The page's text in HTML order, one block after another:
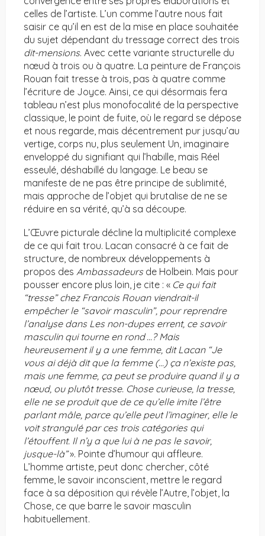
celles de l’artiste. L’un comme l’autre nous fait
saisir ce qu’il en est de la mise en place souhaitée
du sujet dépendant du tressage correct des trois
dit-mensions. Avec cette variante structurelle du
nœud à trois ou à quatre. La peinture de François
Rouan fait tresse à trois, pas à quatre comme
l’écriture de Joyce. Ainsi, ce qui désormais fera
tableau n’est plus monofocalité de la perspective
classique, le point de fuite, où le regard se dépose
et nous regarde, mais décentrement pur jusqu’au
vertige, corps nu, plus seulement Un, imaginaire
enveloppé du signifiant qui l’habille, mais Réel
esseulé, déshabillé du langage. Le beau se
manifeste de ne pas être principe de sublimité,
mais approche de l’objet qui brutalise de ne se
réduire en sa vérité, qu’à sa découpe.
L’Œuvre picturale décline la multiplicité complexe
de ce qui fait trou. Lacan consacré à ce fait de
structure, de nombreux développements à
propos des Ambassadeurs de Holbein. Mais pour
pousser encore plus loin, je cite : « Ce qui fait
“tresse” chez Francois Rouan viendrait-il
empêcher le “savoir masculin”, pour reprendre
l’analyse dans Les non-dupes errent, ce savoir
masculin qui tourne en rond …? Mais
heureusement il y a une femme, dit Lacan “Je
vous ai déjà dit que la femme (…) ça n’existe pas,
mais une femme, ça peut se produire quand il y a
nœud, ou plutôt tresse. Chose curieuse, la tresse,
elle ne se produit que de ce qu’elle imite l’être
parlant mâle, parce qu’elle peut l’imaginer, elle le
voit strangulé par ces trois catégories qui
l’étouffent. Il n’y a que lui à ne pas le savoir,
jusque-là”». Pointe d’humour qui affleure.
L’homme artiste, peut donc chercher, côté
femme, le savoir inconscient, mettre le regard
face à sa déposition qui révèle l’Autre, l’objet, la
Chose, ce que barre le savoir masculin
habituellement.